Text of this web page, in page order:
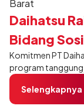
Daihatsu
Bidang
Komitmen PT
program tanggung
Responsibility/
apresiasi.
Selengkapnya